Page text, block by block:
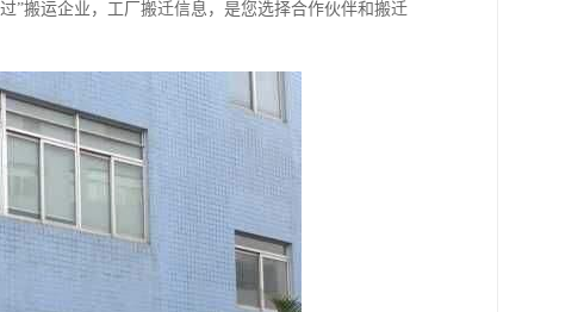
”搬运企业，工厂搬迁信息，是您选择合作伙伴和搬迁